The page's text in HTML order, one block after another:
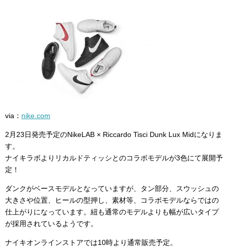
via： nike.com
2月23日発売予定のNikeLAB × Riccardo Tisci Dunk Lux Midになりま
す。
ナイキラボよりリカルドティッシとのコラボモデルが3色にて展開予
定！
ダンクがベースモデルとなっていますが、タン部分、スウッシュの
大きさや位置、ヒールの型押し、素材等、コラボモデルならではの
仕上がりになっています。紐も通常のモデルよりも幅が広いタイプ
が採用されているようです。
ナイキオンラインストアでは10時より通常販売予定。